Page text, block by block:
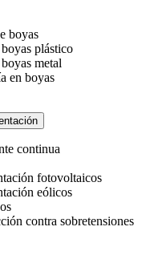
boyas
plástico
metal
en boyas
continua
fotovoltaicos
eólicos
contra sobretensiones